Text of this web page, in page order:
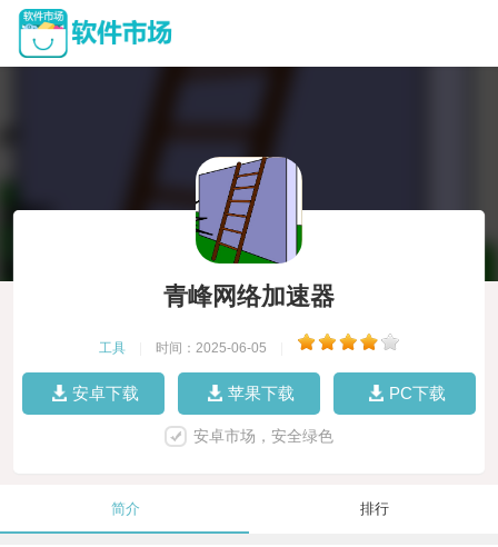
青峰网络加速器
工具 时间：2025-06-05
安卓下载 苹果下载 PC下载
安卓市场，安全绿色
简介 排行